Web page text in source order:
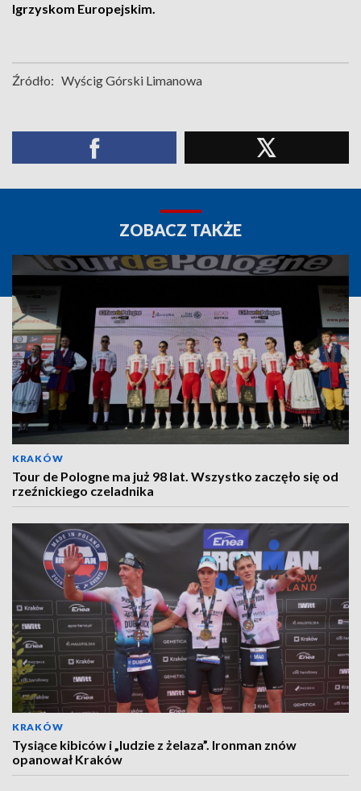
Igrzyskom Europejskim.
Źródło: Wyścig Górski Limanowa
ZOBACZ TAKŻE
KRAKÓW
Tour de Pologne ma już 98 lat. Wszystko zaczęło się od
rzeźnickiego czeladnika
KRAKÓW
Tysiące kibiców i „ludzie z żelaza”. Ironman znów
opanował Kraków